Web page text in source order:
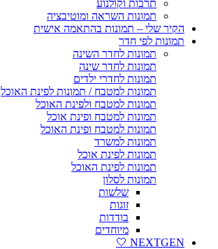
תרבות וקולנוע
תמונות השראה ומוטיבציה
הקיר שלי – תמונות בהתאמה אישית
תמונות לפי חדר
תמונות לחדר השינה
תמונות לחדר שינה
תמונות לחדרי ילדים
תמונות למטבח / תמונות לפינת האוכל
תמונות למטבח ולפינת האוכל
תמונות למטבח ופינת אוכל
תמונות למטבח ופינת האוכל
תמונות למשרד
תמונות לפינת אוכל
תמונות לפינת האוכל
תמונות לסלון
שלשות
זוגות
בודדות
מיוחדים
NEXTGEN 🤍